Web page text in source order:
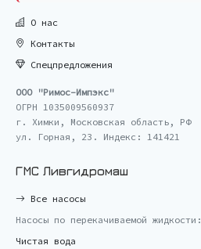
О нас
Контакты
Спецпредложения
ООО "Римос-Импэкс"
ОГРН 1035009560937
г. Химки, Московская область, РФ
ул. Горная, 23. Индекс: 141421
ГМС Ливгидромаш
Все насосы
Насосы по перекачиваемой жидкости:
Чистая вода